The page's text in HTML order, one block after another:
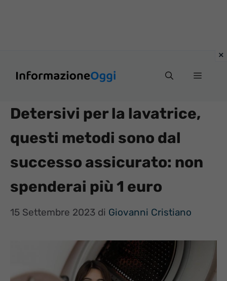
Menu
Detersivi per la lavatrice,
questi metodi sono dal
successo assicurato: non
spenderai più 1 euro
15 Settembre 2023 di Giovanni Cristiano